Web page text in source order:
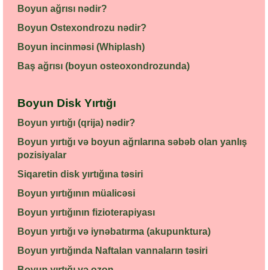
Boyun ağrısı nədir?
Boyun Ostexondrozu nədir?
Boyun incinməsi (Whiplash)
Baş ağrısı (boyun osteoxondrozunda)
Boyun Disk Yırtığı
Boyun yırtığı (qrija) nədir?
Boyun yırtığı və boyun ağrılarına səbəb olan yanlış
pozisiyalar
Siqaretin disk yırtığına təsiri
Boyun yırtığının müalicəsi
Boyun yırtığının fizioterapiyası
Boyun yırtığı və iynəbatırma (akupunktura)
Boyun yırtığında Naftalan vannaların təsiri